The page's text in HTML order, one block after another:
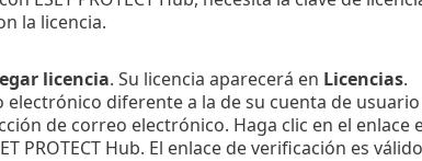
la licencia.
licencia. Su licencia aparecerá en Licencias.
diferente a la de su cuenta de usuario
de correo electrónico. Haga clic en el enlace
PROTECT Hub. El enlace de verificación es